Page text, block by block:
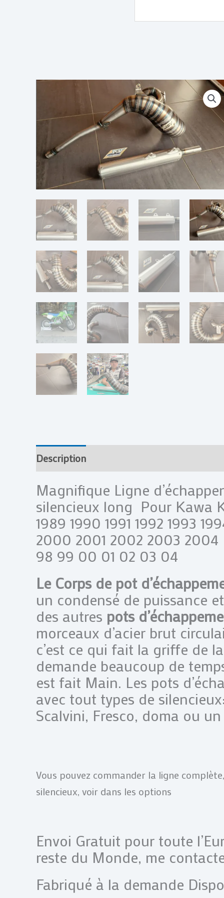
Description
Magnifique Ligne
silencieux long Pour Kawa
1989 1990 1991 1992 1993
2000 2001 2002 2003
98 99 00 01 02 03 04
Le Corps de pot
un condensé de puissance
des autres pots
morceaux d’acier brut
c’est ce qui fait la griffe de
demande beaucoup de
est fait Main. Les pots
avec tout types de
Scalvini, Fresco, doma ou un
Vous pouvez commander la ligne
silencieux, voir dans les options
Envoi Gratuit pour toute
reste du Monde, me
Fabriqué à la demande